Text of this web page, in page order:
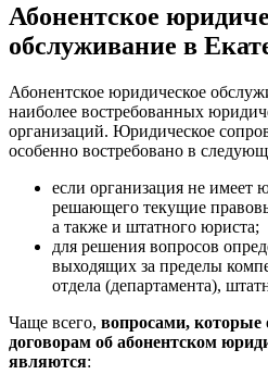
Абонентское
обслуживание в
Абонентское юридическое
наиболее востребованных
организаций. Юридическое
особенно востребовано в
если организация не имеет
решающего текущие
а также и штатного юриста;
для решения вопросов
выходящих за пределы
отдела (департамента),
Чаще всего, вопросами, которые
договорам об абонентском
являются: